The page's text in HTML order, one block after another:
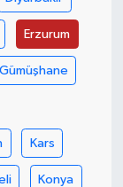
Erzurum
Gümüşhane
Kars
Konya